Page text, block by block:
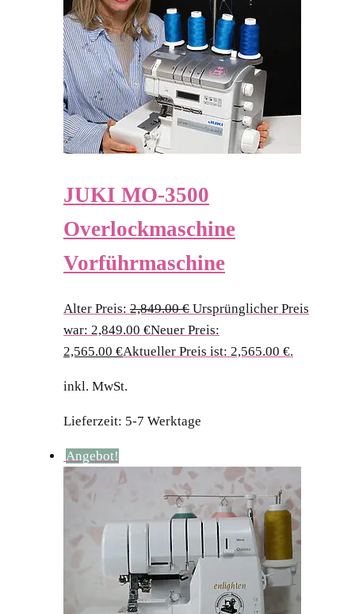
JUKI MO-3500
Overlockmaschine
Vorführmaschine
Alter Preis: 2,849.00€ Ursprünglicher Preis
war: 2,849.00 €Neuer Preis:
2,565.00 €Aktueller Preis ist: 2,565.00 €.
inkl. MwSt.
Lieferzeit: 5-7 Werktage
Angebot!